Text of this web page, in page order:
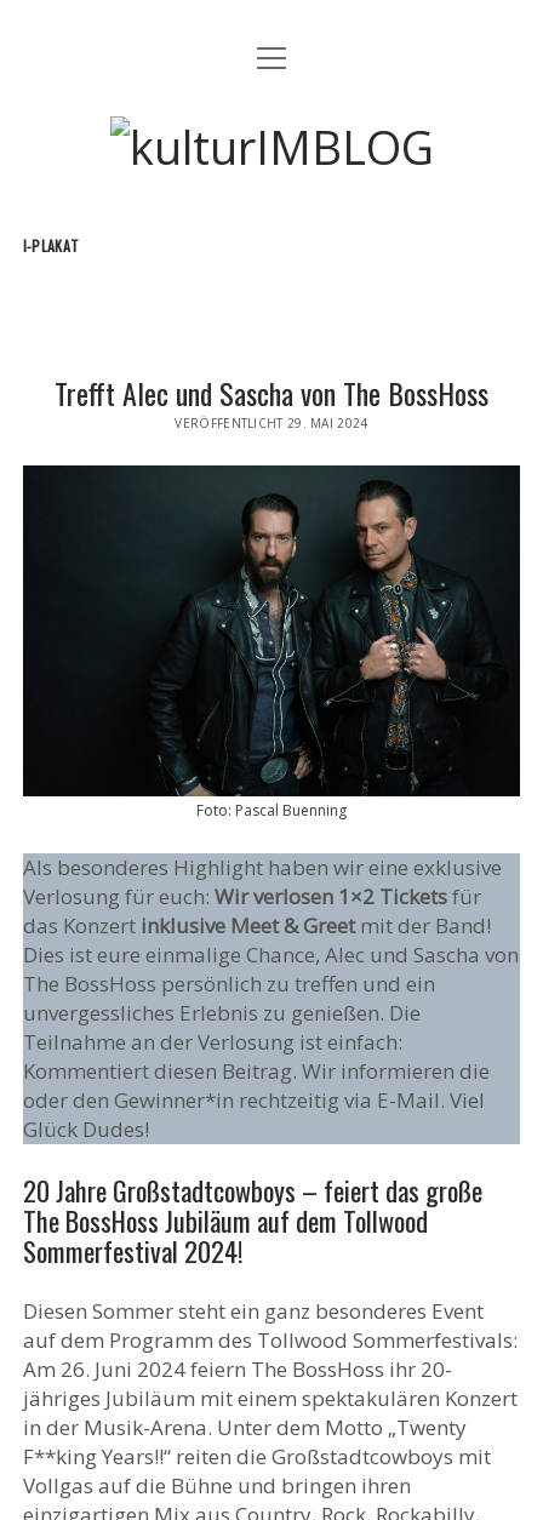
MUSIK
FILM
Menü
öffnen
kulturIMBLOG
I-PLAKAT
Trefft Alec und Sascha von The BossHoss
VERÖFFENTLICHT 29. MAI 2024
Foto: Pascal Buenning
Als besonderes Highlight haben wir eine exklusive
Verlosung für euch: Wir verlosen 1×2 Ticketsfür
das Konzert inklusive Meet & Greetmit der Band!
Dies ist eure einmalige Chance, Alec und Sascha von
The BossHoss persönlich zu treffen und ein
unvergessliches Erlebnis zu genießen. Die
Teilnahme an der Verlosung ist einfach:
Kommentiert diesen Beitrag. Wir informieren die
oder den Gewinner*in rechtzeitig via E-Mail. Viel
Glück Dudes!
20 Jahre Großstadtcowboys – feiert das große
The BossHoss Jubiläum auf dem Tollwood
Sommerfestival 2024!
Diesen Sommer steht ein ganz besonderes Event
auf dem Programm des Tollwood Sommerfestivals:
Am 26. Juni 2024 feiern The BossHoss ihr 20-
jähriges Jubiläum mit einem spektakulären Konzert
in der Musik-Arena. Unter dem Motto „Twenty
F**king Years!!“ reiten die Großstadtcowboys mit
Vollgas auf die Bühne und bringen ihren
einzigartigen Mix aus Country, Rock, Rockabilly,